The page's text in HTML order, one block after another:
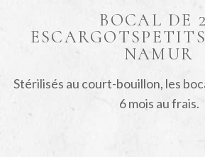
BOCAL DE
ESCARGOTS
NAMUR
Stérilisés au court-bouillon, les
6 mois au frais.